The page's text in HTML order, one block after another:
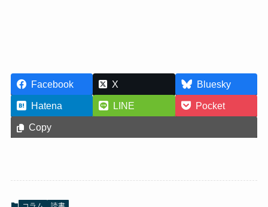
Facebook X
Bluesky
Hatena
LINE
Pocket
Copy